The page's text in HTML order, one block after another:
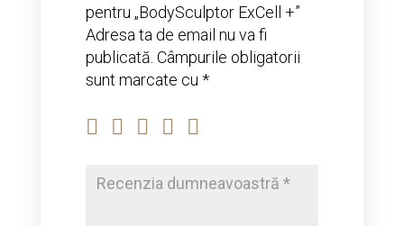
pentru „BodySculptor ExCell +”
Adresa ta de email nu va fi
publicată. Câmpurile obligatorii
sunt marcate cu *